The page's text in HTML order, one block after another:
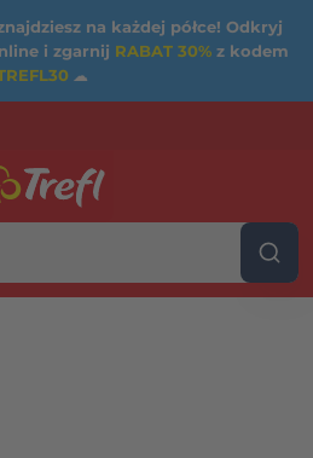
na każdej półce! Odkryj
i zgarnij RABAT 30% z kodem
☁